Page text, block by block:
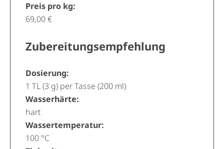
Preis pro kg:
69,00 €
Zubereitungsempfehlung
Dosierung:
1 TL (3 g) per Tasse (200 ml)
Wasserhärte:
hart
Wassertemperatur:
100 °C